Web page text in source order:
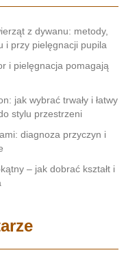
z dywanu: metody,
i przy pielęgnacji pupila
i pielęgnacja pomagają
jak wybrać trwały i łatwy
stylu przestrzeni
diagnoza przyczyn i
– jak dobrać kształt i